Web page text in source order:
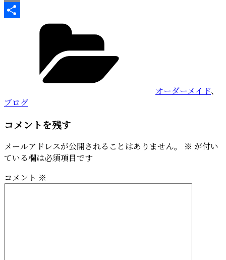
Copy
オーダーメイド、
ブログ
コメントを残す
メールアドレスが公開されることはありません。 ※ が付い
ている欄は必須項目です
コメント ※